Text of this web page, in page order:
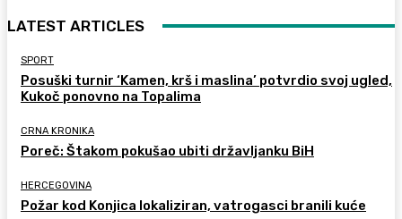
LATEST ARTICLES
SPORT
Posuški turnir ‘Kamen, krš i maslina’ potvrdio svoj ugled,
Kukoč ponovno na Topalima
CRNA KRONIKA
Poreč: Štakom pokušao ubiti državljanku BiH
HERCEGOVINA
Požar kod Konjica lokaliziran, vatrogasci branili kuće